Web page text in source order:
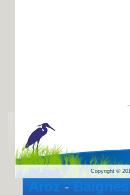
Copyright ©
Aroz - Baignes